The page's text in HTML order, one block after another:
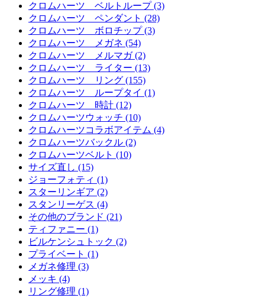
クロムハーツ ベルトループ (3)
クロムハーツ ペンダント (28)
クロムハーツ ボロチップ (3)
クロムハーツ メガネ (54)
クロムハーツ メルマガ (2)
クロムハーツ ライター (13)
クロムハーツ リング (155)
クロムハーツ ループタイ (1)
クロムハーツ 時計 (12)
クロムハーツウォッチ (10)
クロムハーツコラボアイテム (4)
クロムハーツバックル (2)
クロムハーツベルト (10)
サイズ直し (15)
ジョーフォティ (1)
スターリンギア (2)
スタンリーゲス (4)
その他のブランド (21)
ティファニー (1)
ビルケンシュトック (2)
プライベート (1)
メガネ修理 (3)
メッキ (4)
リング修理 (1)